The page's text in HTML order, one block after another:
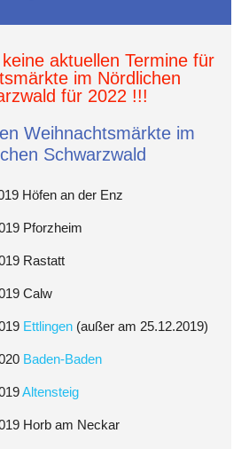
aktuellen Termine für
im Nördlichen
für 2022 !!!
Weihnachtsmärkte im
Schwarzwald
Höfen an der Enz
Pforzheim
Rastatt
Calw
Ettlingen (außer am 25.12.2019)
Baden-Baden
Altensteig
Horb am Neckar